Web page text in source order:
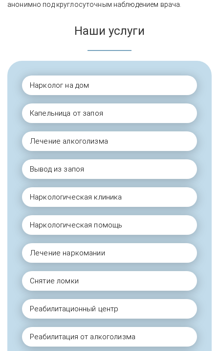
анонимно под круглосуточным наблюдением врача.
Наши услуги
Нарколог на дом
Капельница от запоя
Лечение алкоголизма
Вывод из запоя
Наркологическая клиника
Наркологическая помощь
Лечение наркомании
Снятие ломки
Реабилитационный центр
Реабилитация от алкоголизма